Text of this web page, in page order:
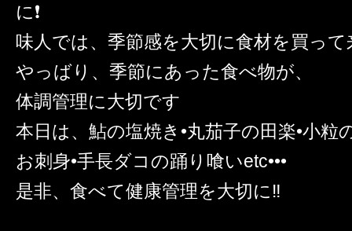
に❗️
味人では、季節感を大切に食材を買って
やっばり、季節にあった食べ物が、
体調管理に大切です
本日は、鮎の塩焼き•丸茄子の田楽•小粒
お刺身•手長ダコの踊り喰いetc•••
是非、食べて健康管理を大切に‼️